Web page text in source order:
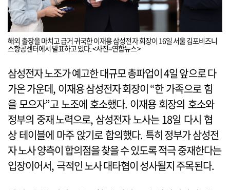
해외 출장을 마치고 급거 귀국한 이재용 삼성전자 회장이 16일 서울 김포비즈니
스항공센터에서 발표하고 있다. <사진=연합뉴스>
삼성전자 노조가 예고한 대규모 총파업이 4일 앞으로 다
가온 가운데, 이재용 삼성전자 회장이 “한 가족으로 힘
을 모으자”고 노조에 호소했다. 이재용 회장의 호소와
정부의 중재 노력으로, 삼성전자 노사는 18일 다시 협
상 테이블에 마주 앉기로 합의했다. 특히 정부가 삼성전
자 노사 양측이 합의점을 찾을 수 있도록 적극 중재한다는
입장이어서, 극적인 노사 대타협이 성사될지 주목된다.